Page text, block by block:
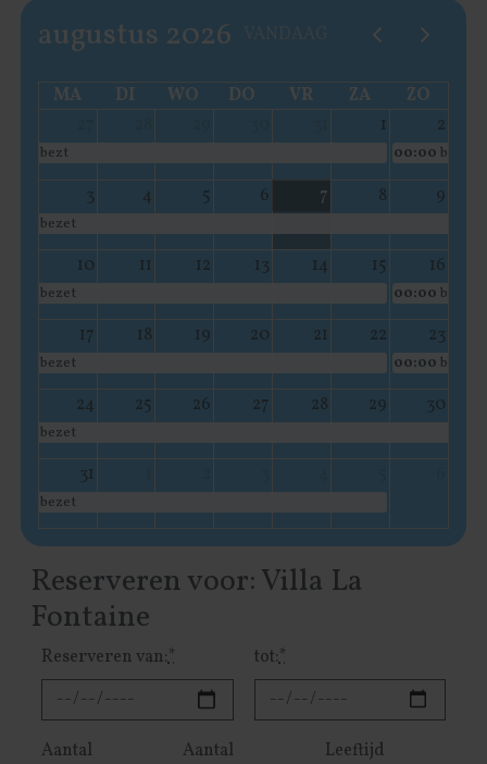
augustus 2026
MA DI WO DO VR ZA
ZO
1 2
bezt 00:00 bezet
3 4 5 6 7 8 9
bezet
10 11 12 13 14 15 16
bezet 00:00 bezet
17 18 19 20 21 22 23
bezet 00:00 bezet
24 25 26 27 28 29 30
bezet
31
bezet
Reserveren voor: Villa La
Fontaine
Reserveren van:* tot:*
Aantal
Aantal
Leeftijd